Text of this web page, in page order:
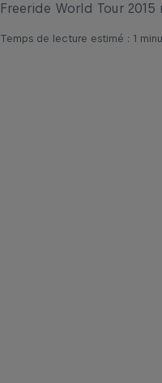
Freeride World Tour 2015
Temps de lecture estimé : 1